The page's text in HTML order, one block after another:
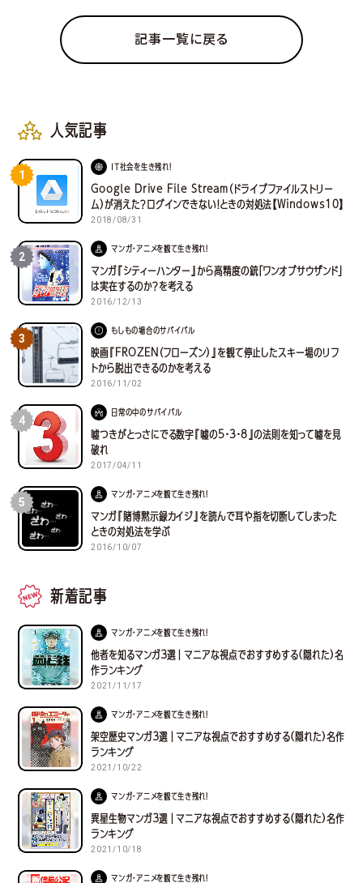
記事一覧に戻る
人気記事
1
IT社会を生き残れ！
Google Drive File Stream（ドライブファイルストリー
ム）が消えた？ログインできない！ときの対処法【Windows10】
2018/08/31
2
マンガ・アニメを観て生き残れ！
マンガ『シティーハンター』から高精度の銃「ワンオブサウザンド」
は実在するのか？を考える
2016/12/13
3
もしもの場合のサバイバル
映画『FROZEN（フローズン）』を観て停止したスキー場のリフ
トから脱出できるのかを考える
2016/11/02
4
日常の中のサバイバル
嘘つきがとっさにでる数字『嘘の5・3・8』の法則を知って嘘を見
破れ
2017/04/11
5
マンガ・アニメを観て生き残れ！
マンガ『賭博黙示録カイジ』を読んで耳や指を切断してしまった
ときの対処法を学ぶ
2016/10/07
新着記事
マンガ・アニメを観て生き残れ！
他者を知るマンガ３選｜マニアな視点でおすすめする(隠れた)名
作ランキング
2021/11/17
マンガ・アニメを観て生き残れ！
架空歴史マンガ３選｜マニアな視点でおすすめする(隠れた)名作
ランキング
2021/10/22
マンガ・アニメを観て生き残れ！
異星生物マンガ３選｜マニアな視点でおすすめする(隠れた)名作
ランキング
2021/10/18
マンガ・アニメを観て生き残れ！